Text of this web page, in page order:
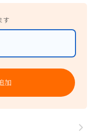
す
加